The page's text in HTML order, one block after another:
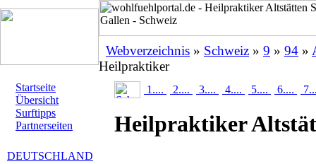
Webverzeichnis » Schweiz » 9 » 94 »
Heilpraktiker
Startseite
Übersicht
Surftipps
Partnerseiten
DEUTSCHLAND
1.... 2.... 3.... 4.... 5.... 6....
Heilpraktiker